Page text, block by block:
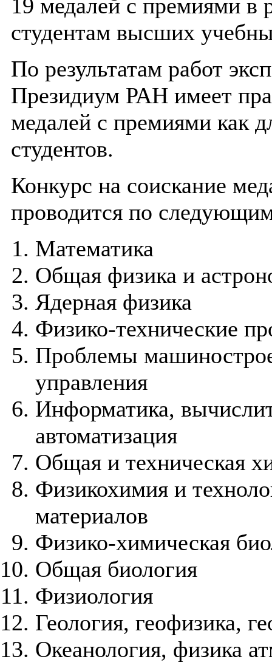
19 медалей с премиями в
студентам высших
По результатам работ
Президиум РАН имеет
медалей с премиями как
студентов.
Конкурс на соискание
проводится по
Математика
Общая физика и
Ядерная физика
Физико-технические
Проблемы
управления
Информатика,
автоматизация
Общая и техническая
Физикохимия и
материалов
Физико-химическая
Общая биология
Физиология
Геология, геофизика,
Океанология, физика